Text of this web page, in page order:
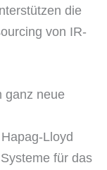
die
von IR-
ganz neue
Lloyd
für das